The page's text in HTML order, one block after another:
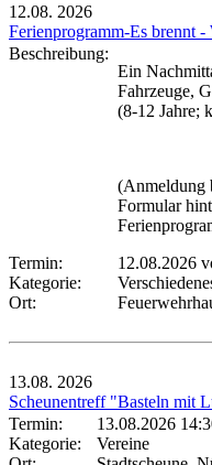
12.08. 2026
Ferienprogramm-Es brennt -
Beschreibung:
Ein
Fahrzeuge,
(8-12 Jahre;
(Anmeldung
Formular
Termin:
12.08.2026
Kategorie:
Ort:
13.08. 2026
Scheunentreff "Basteln mit
Termin:
13.08.2026
Kategorie:
Vereine